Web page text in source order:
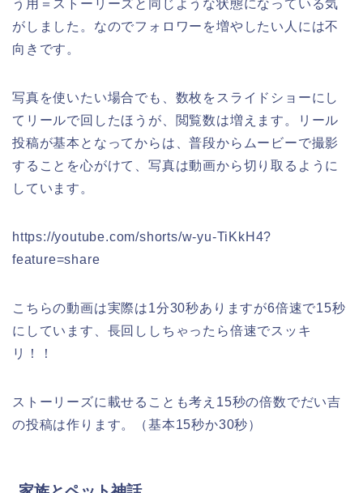
う用＝ストーリーズと同じような状態になっている気
がしました。なのでフォロワーを増やしたい人には不
向きです。
写真を使いたい場合でも、数枚をスライドショーにし
てリールで回したほうが、閲覧数は増えます。リール
投稿が基本となってからは、普段からムービーで撮影
することを心がけて、写真は動画から切り取るように
しています。
https://youtube.com/shorts/w-yu-TiKkH4?
feature=share
こちらの動画は実際は1分30秒ありますが6倍速で15秒
にしています、長回ししちゃったら倍速でスッキ
リ！！
ストーリーズに載せることも考え15秒の倍数でだい吉
の投稿は作ります。（基本15秒か30秒）